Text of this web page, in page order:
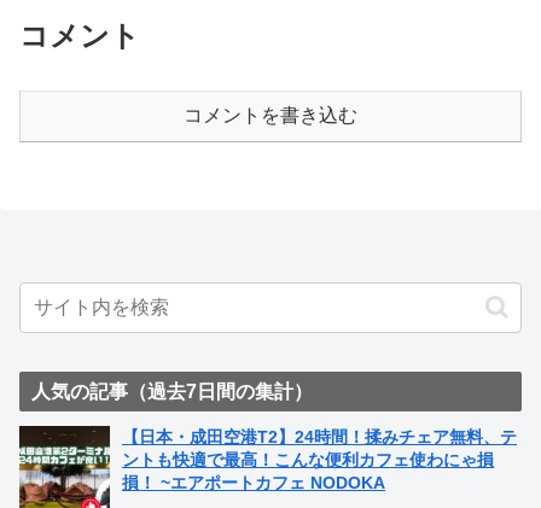
コメント
コメントを書き込む
人気の記事（過去7日間の集計）
【日本・成田空港T2】24時間！揉みチェア無料、テ
ントも快適で最高！こんな便利カフェ使わにゃ損
損！ ~エアポートカフェ NODOKA